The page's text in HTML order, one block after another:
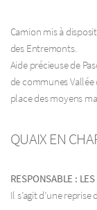
Camion mis à
des Entremonts.
Aide précieuse de
de communes
place des moyens
QUAIX EN
RESPONSABLE :
Il s’agit d’une